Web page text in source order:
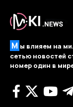
М ы влияем на
сетью новостей
номер один в